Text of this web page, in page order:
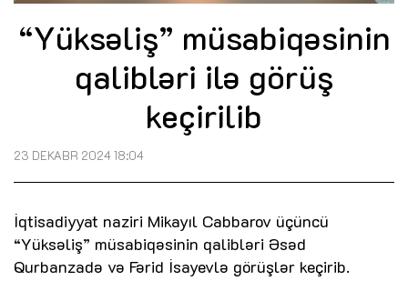
“Yüksəliş” müsabiqəsinin
qalibləri ilə görüş
keçirilib
23 DEKABR 2024 18:04
İqtisadiyyat naziri Mikayıl Cabbarov üçüncü
“Yüksəliş” müsabiqəsinin qalibləri Əsəd
Qurbanzadə və Fərid İsayevlə görüşlər keçirib.